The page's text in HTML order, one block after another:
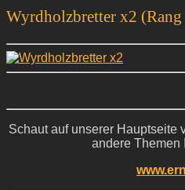
Wyrdholzbretter x2
Schaut auf unserer Hauptseite
andere Themen